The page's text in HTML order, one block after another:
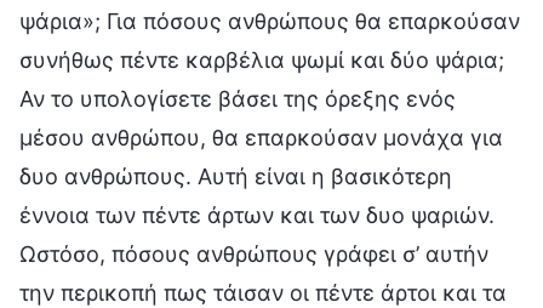
ψάρια»; Για πόσους ανθρώπους θα επαρκούσαν
συνήθως πέντε καρβέλια ψωμί και δύο ψάρια;
Αν το υπολογίσετε βάσει της όρεξης ενός
μέσου ανθρώπου, θα επαρκούσαν μονάχα για
δυο ανθρώπους. Αυτή είναι η βασικότερη
έννοια των πέντε άρτων και των δυο ψαριών.
Ωστόσο, πόσους ανθρώπους γράφει σ’ αυτήν
την περικοπή πως τάισαν οι πέντε άρτοι και τα